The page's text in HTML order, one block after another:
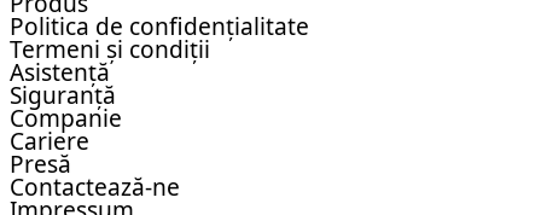
Politica de confidențialitate
Termeni și condiții
Asistență
Siguranță
Companie
Cariere
Presă
Contactează-ne